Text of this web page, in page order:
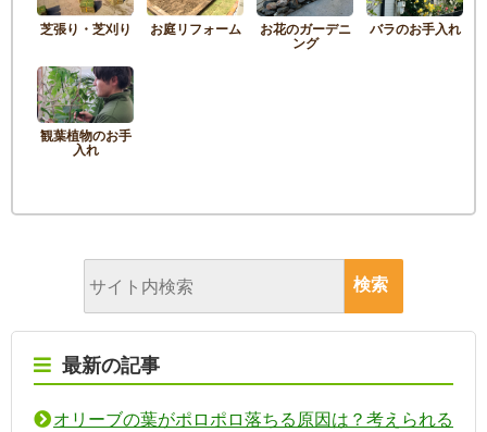
芝張り・芝刈り お庭リフォーム お花のガーデニ
ング
バラのお手入れ
観葉植物のお手
入れ
最新の記事
オリーブの葉がポロポロ落ちる原因は？考えられる